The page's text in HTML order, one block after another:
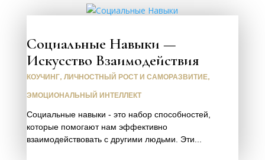
Социальные Навыки —
Искусство Взаимодействия
КОУЧИНГ, ЛИЧНОСТНЫЙ РОСТ И САМОРАЗВИТИЕ,
ЭМОЦИОНАЛЬНЫЙ ИНТЕЛЛЕКТ
Социальные навыки - это набор способностей,
которые помогают нам эффективно
взаимодействовать с другими людьми. Эти...